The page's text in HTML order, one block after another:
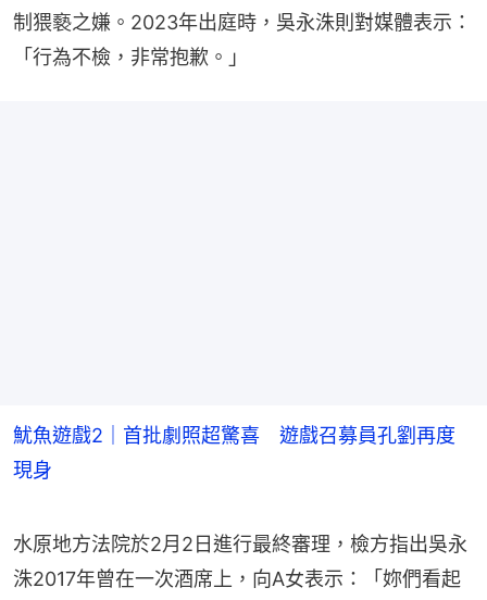
制猥褻之嫌。2023年出庭時，吳永洙則對媒體表示：
「行為不檢，非常抱歉。」
魷魚遊戲2｜首批劇照超驚喜 遊戲召募員孔劉再度
現身
水原地方法院於2月2日進行最終審理，檢方指出吳永
洙2017年曾在一次酒席上，向A女表示：「妳們看起